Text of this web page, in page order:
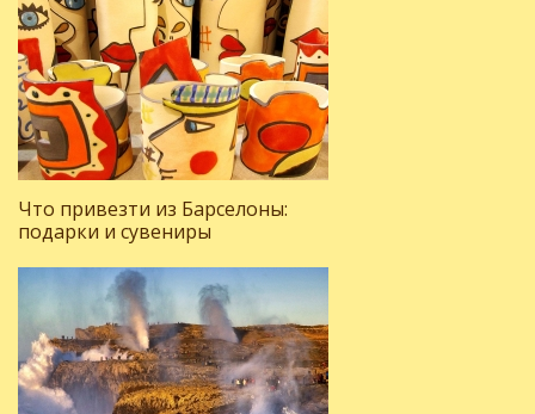
Что привезти из Барселоны:
подарки и сувениры